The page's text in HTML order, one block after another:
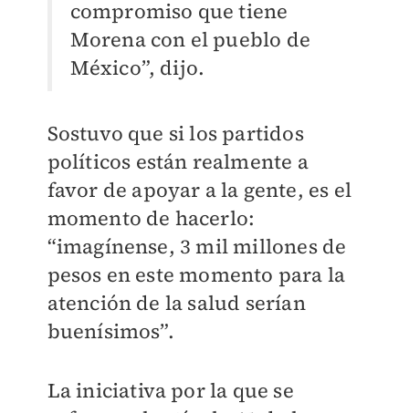
compromiso que tiene
Morena con el pueblo de
México”, dijo.
Sostuvo que si los partidos
políticos están realmente a
favor de apoyar a la gente, es el
momento de hacerlo:
“imagínense, 3 mil millones de
pesos en este momento para la
atención de la salud serían
buenísimos”.
La iniciativa por la que se